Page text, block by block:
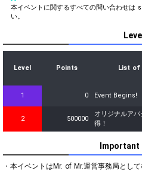
本イベントに関するすべての問い合わせは
い。
Level
Level Points List of
1 0 Event Begins!
2 500000
オリジナルア
得！
・本イベントはMr. of Mr.運営事務局とし